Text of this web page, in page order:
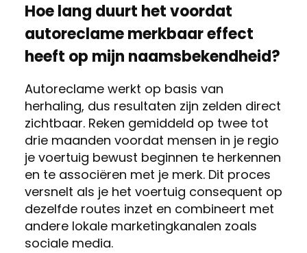
Hoe lang duurt het voordat
autoreclame merkbaar effect
heeft op mijn naamsbekendheid?
Autoreclame werkt op basis van
herhaling, dus resultaten zijn zelden direct
zichtbaar. Reken gemiddeld op twee tot
drie maanden voordat mensen in je regio
je voertuig bewust beginnen te herkennen
en te associëren met je merk. Dit proces
versnelt als je het voertuig consequent op
dezelfde routes inzet en combineert met
andere lokale marketingkanalen zoals
sociale media.